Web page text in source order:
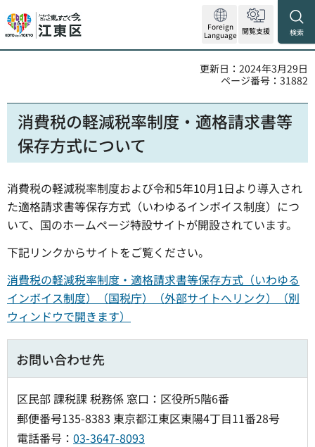
Foreign
Language 閲覧支援 検索
更新日：2024年3月29日
ページ番号：31882
消費税の軽減税率制度・適格請求書等
保存方式について
消費税の軽減税率制度および令和5年10月1日より導入され
た適格請求書等保存方式（いわゆるインボイス制度）につ
いて、国のホームページ特設サイトが開設されています。
下記リンクからサイトをご覧ください。
消費税の軽減税率制度・適格請求書等保存方式（いわゆる
インボイス制度）（国税庁）（外部サイトへリンク）（別
ウィンドウで開きます）
お問い合わせ先
区民部 課税課 税務係 窓口：区役所5階6番
郵便番号135-8383 東京都江東区東陽4丁目11番28号
電話番号： 03-3647-8093